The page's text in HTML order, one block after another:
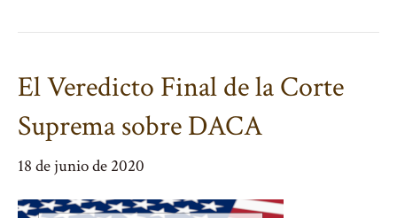
El Veredicto Final de la Corte
Suprema sobre DACA
18 de junio de 2020